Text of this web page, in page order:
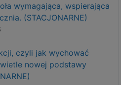
wymagająca, wspierająca
(STACJONARNE)
czyli jak wychować
nowej podstawy